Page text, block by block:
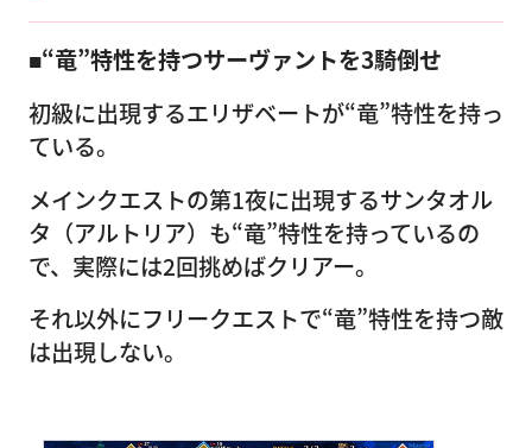
■“竜”特性を持つサーヴァントを3騎倒せ
初級に出現するエリザベートが“竜”特性を持っ
ている。
メインクエストの第1夜に出現するサンタオル
タ（アルトリア）も“竜”特性を持っているの
で、実際には2回挑めばクリアー。
それ以外にフリークエストで“竜”特性を持つ敵
は出現しない。